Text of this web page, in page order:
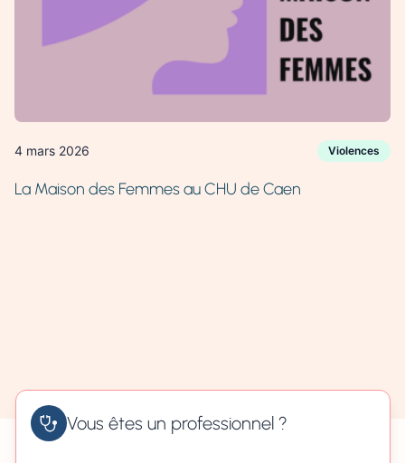
4 mars 2026 Violences
La Maison des Femmes au CHU de Caen
Vous êtes un professionnel ?